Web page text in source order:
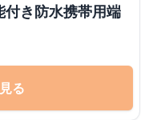
き防水携帯用端
る